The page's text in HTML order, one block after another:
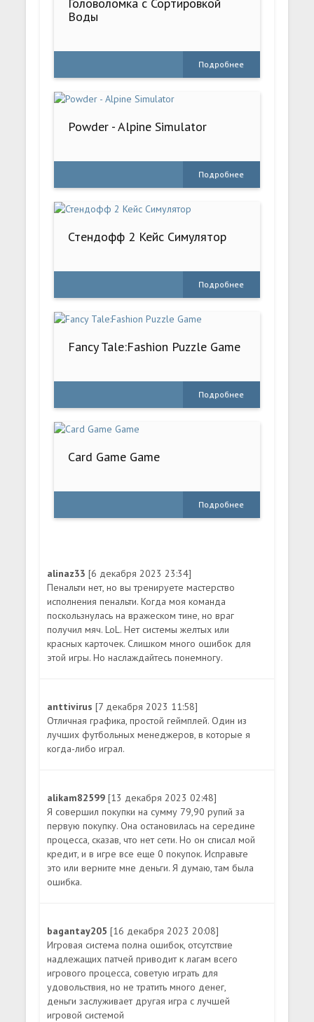
Воды
Подробнее
Powder - Alpine Simulator
Подробнее
Стендофф 2 Кейс Симулятор
Подробнее
Fancy Tale:Fashion Puzzle Game
Подробнее
Card Game Game
Подробнее
alinaz33[6 декабря 2023 23:34]
Пенальти нет, но вы тренируете мастерство
исполнения пенальти. Когда моя команда
поскользнулась на вражеском тине, но враг
получил мяч. LoL. Нет системы желтых или
красных карточек. Слишком много ошибок для
этой игры. Но наслаждайтесь понемногу.
anttivirus[7 декабря 2023 11:58]
Отличная графика, простой геймплей. Один из
лучших футбольных менеджеров, в которые я
когда-либо играл.
alikam82599[13 декабря 2023 02:48]
Я совершил покупки на сумму 79,90 рупий за
первую покупку. Она остановилась на середине
процесса, сказав, что нет сети. Но он списал мой
кредит, и в игре все еще 0 покупок. Исправьте
это или верните мне деньги. Я думаю, там была
ошибка.
bagantay205[16 декабря 2023 20:08]
Игровая система полна ошибок, отсутствие
надлежащих патчей приводит к лагам всего
игрового процесса, советую играть для
удовольствия, но не тратить много денег,
деньги заслуживает другая игра с лучшей
игровой системой